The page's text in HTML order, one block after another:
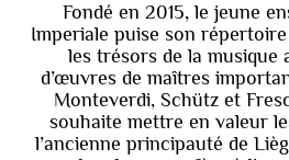
Fondé en 2015, le jeune
Imperiale puise son
les trésors de la musique
d’œuvres de maîtres
Monteverdi, Schütz et
souhaite mettre en valeur
l’ancienne principauté de